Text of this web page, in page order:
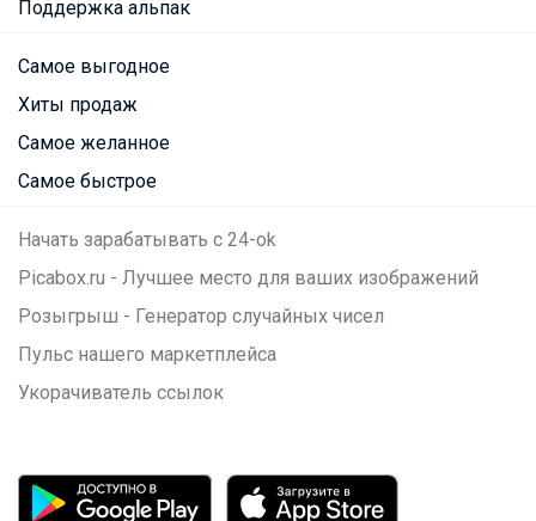
Поддержка альпак
Самое выгодное
Хиты продаж
Самое желанное
Самое быстрое
Начать зарабатывать с 24-ok
Picabox.ru - Лучшее место для ваших изображений
Розыгрыш - Генератор случайных чисел
Пульс нашего маркетплейса
Укорачиватель ссылок